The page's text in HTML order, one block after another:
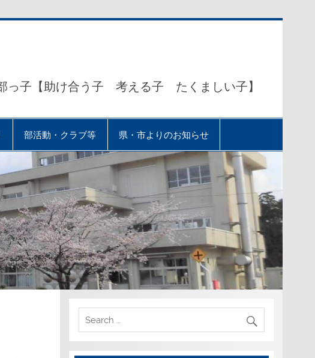
子【助け合う子 考える子 たくましい子】
部活動・クラブ等 県・市よりのお知らせ